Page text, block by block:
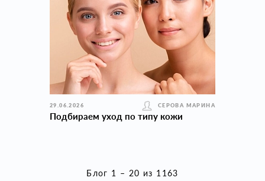
29.06.2026 СЕРОВА МАРИНА
Подбираем уход по типу кожи
Блог 1 – 20 из 1163